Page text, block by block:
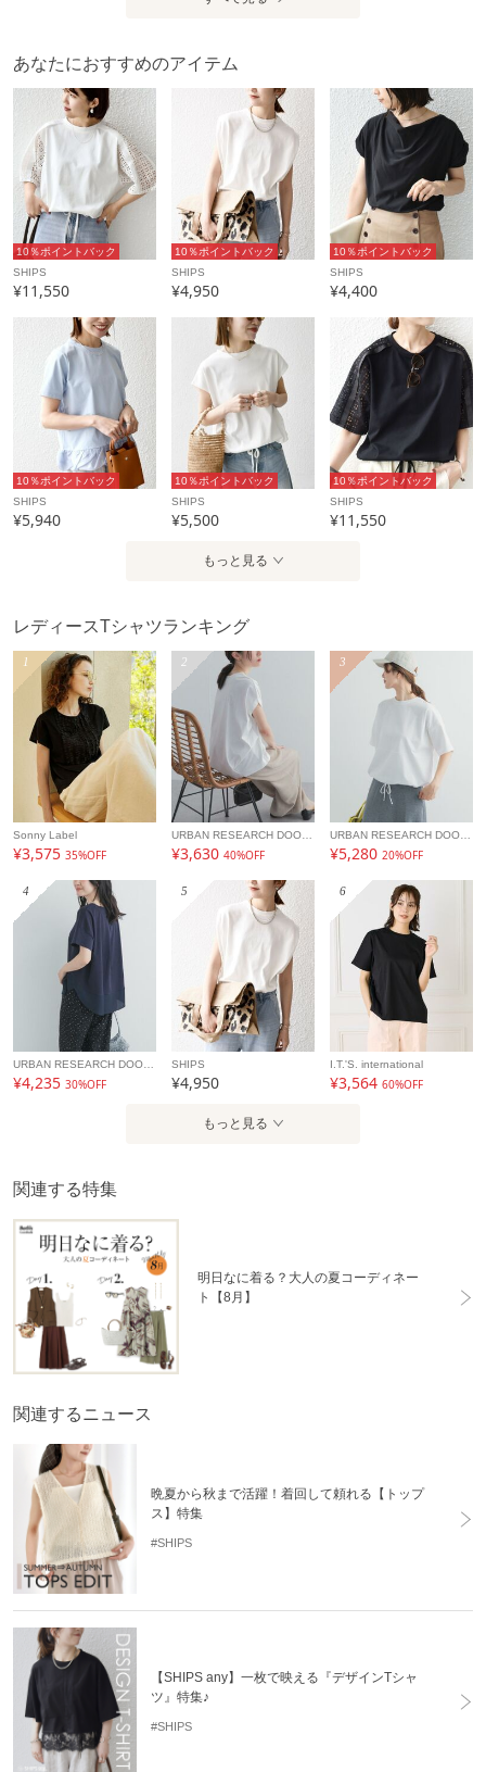
がございます。ご了承くださいませ。
※汗染み防止加工を施していますが、永久的なものではあり
ません。着用、洗濯の繰り返しで、少しずつ加工がなくなり
ます。
※照明の関係やパソコン・スマートフォンなどの環境によ
り、色味が多少異なって見える場合があります。商品の色味
は、詳細の生地アップ画像をご参照ください。
※末永く愛用頂く為に、アテンションタグ・洗濯ネームを必
※画像の商品はサンプルです。
実際の商品と仕様、加工、サイズが若干異なる場合がござい
ます。
アイテム情報
配送料
送料無料
性別タイプ レディース
カテゴリ トップス Tシャツ
素材 コットン100%
製造国 詳細は下記よりお問い合わせください
ギフト
あなたにおすすめのアイテム
10％ポイントバック
SHIPS
¥11,550
10％ポイントバック
SHIPS
¥4,950
10％ポイントバック
SHIPS
¥4,400
10％ポイントバック
SHIPS
¥5,940
10％ポイントバック
SHIPS
¥5,500
10％ポイントバック
SHIPS
¥11,550
もっと見る
レディースTシャツランキング
1
Sonny Label
¥3,575 35%OFF
2
¥3,63040%OFF
3
¥5,28020%OFF
4
URBAN RESEARCH DOORS
¥4,235 30%OFF
5
SHIPS
¥4,950
6
I.T.'S. international
¥3,56460%OFF
もっと見る
関連する特集
明日なに着る？大人の夏コーディネー
ト【8月】
関連するニュース
晩夏から秋まで活躍！着回して頼れる【トップ
ス】特集
#SHIPS
【SHIPS any】一枚で映える『デザインTシャ
ツ』特集♪
#SHIPS